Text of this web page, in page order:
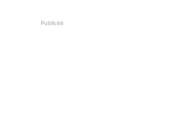
Publicité